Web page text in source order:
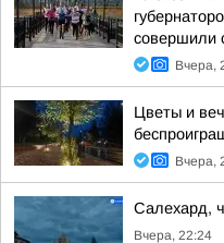
совершили
Вчера,
Цветы и
Вчера,
Салехард,
Вчера, 22:24